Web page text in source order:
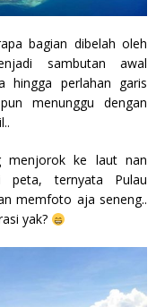
bagian dibelah oleh
sambutan awal
hingga perlahan garis
menunggu dengan
menjorok ke laut nan
peta, ternyata Pulau
memfoto aja seneng..
yak?